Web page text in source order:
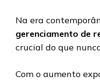
Na era
gerenciamento de
crucial do que
Com o aumento